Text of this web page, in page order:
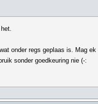
onder regs geplaas is. Mag
sonder goedkeuring nie (-: